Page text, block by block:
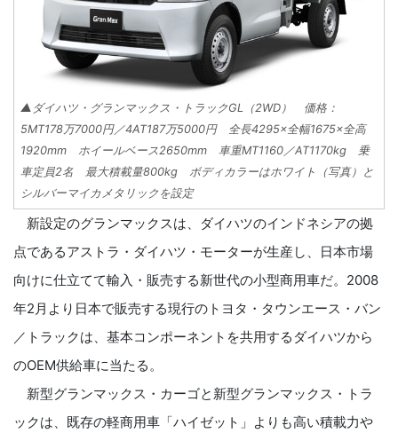
▲ダイハツ・グランマックス・トラックGL（2WD） 価格：
5MT178万7000円／4AT187万5000円 全長4295×全幅1675×全高
1920mm ホイールベース2650mm 車重MT1160／AT1170kg 乗
車定員2名 最大積載量800kg ボディカラーはホワイト（写真）と
シルバーマイカメタリックを設定
新設定のグランマックスは、ダイハツのインドネシアの拠
点であるアストラ・ダイハツ・モーターが生産し、日本市場
向けに仕立てて輸入・販売する新世代の小型商用車だ。2008
年2月より日本で販売する現行のトヨタ・タウンエース・バン
／トラックは、基本コンポーネントを共用するダイハツから
のOEM供給車に当たる。
新型グランマックス・カーゴと新型グランマックス・トラ
ックは、既存の軽商用車「ハイゼット」よりも高い積載力や